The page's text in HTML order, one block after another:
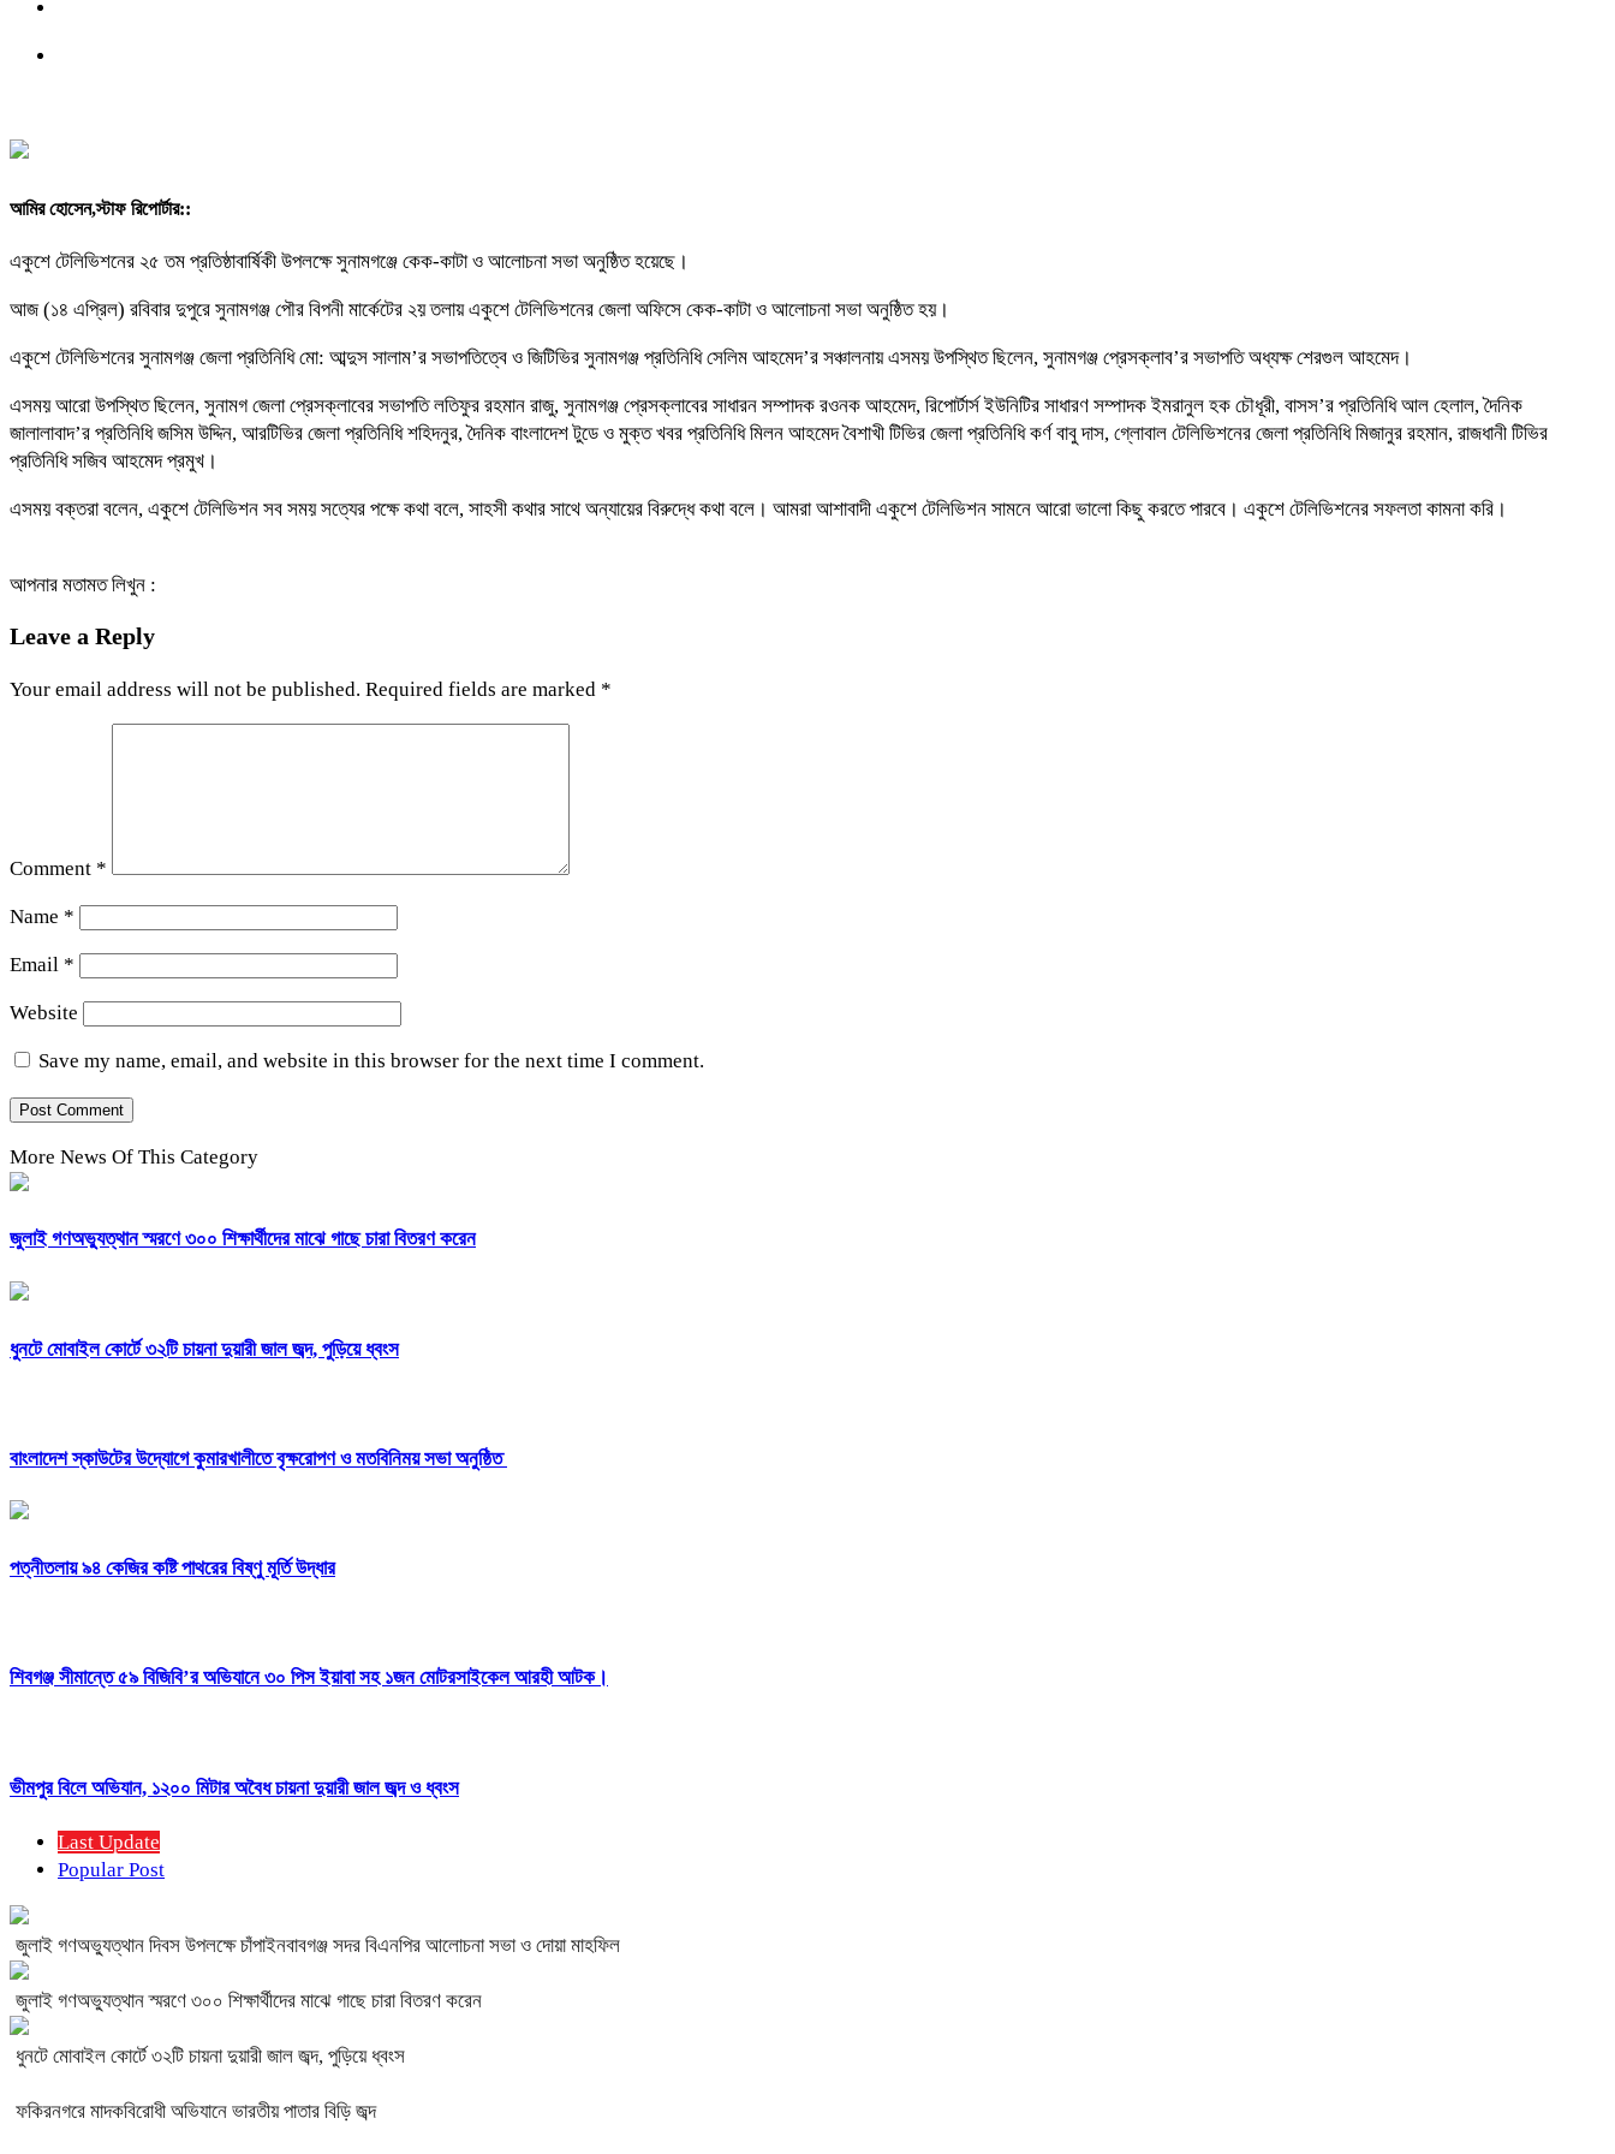
আমির হোসেন,স্টাফ রিপোর্টার::
একুশে টেলিভিশনের ২৫ তম প্রতিষ্ঠাবার্ষিকী উপলক্ষে সুনামগঞ্জে কেক-কাটা ও আলোচনা সভা অনুষ্ঠিত হয়েছে।
আজ (১৪ এপ্রিল) রবিবার দুপুরে সুনামগঞ্জ পৌর বিপনী মার্কেটের ২য় তলায় একুশে টেলিভিশনের জেলা অফিসে কেক-কাটা ও আলোচনা সভা অনুষ্ঠিত হয়।
একুশে টেলিভিশনের সুনামগঞ্জ জেলা প্রতিনিধি মো: আব্দুস সালাম’র সভাপতিত্বে ও জিটিভির সুনামগঞ্জ প্রতিনিধি সেলিম আহমেদ’র সঞ্চালনায় এসময় উপস্থিত ছিলেন, সুনামগঞ্জ প্রেসক্লাব’র সভাপতি অধ্যক্ষ শেরগুল আহমেদ।
এসময় আরো উপস্থিত ছিলেন, সুনামগ জেলা প্রেসক্লাবের সভাপতি লতিফুর রহমান রাজু, সুনামগঞ্জ প্রেসক্লাবের সাধারন সম্পাদক রওনক আহমেদ, রিপোর্টার্স ইউনিটির সাধারণ সম্পাদক ইমরানুল হক চৌধূরী, বাসস’র প্রতিনিধি আল হেলাল, দৈনিক
জালালাবাদ’র প্রতিনিধি জসিম উদ্দিন, আরটিভির জেলা প্রতিনিধি শহিদনুর, দৈনিক বাংলাদেশ টুডে ও মুক্ত খবর প্রতিনিধি মিলন আহমেদ বৈশাখী টিভির জেলা প্রতিনিধি কর্ণ বাবু দাস, গ্লোবাল টেলিভিশনের জেলা প্রতিনিধি মিজানুর রহমান, রাজধানী টিভির
প্রতিনিধি সজিব আহমেদ প্রমুখ।
এসময় বক্তরা বলেন, একুশে টেলিভিশন সব সময় সত্যের পক্ষে কথা বলে, সাহসী কথার সাথে অন্যায়ের বিরুদ্ধে কথা বলে। আমরা আশাবাদী একুশে টেলিভিশন সামনে আরো ভালো কিছু করতে পারবে। একুশে টেলিভিশনের সফলতা কামনা করি।
আপনার মতামত লিখুন :
Leave a Reply
Your email address will not be published. Required fields are marked *
Comment *
Name *
Email *
Website
Save my name, email, and website in this browser for the next time I comment.
More News Of This Category
জুলাই গণঅভ্যুত্থান স্মরণে ৩০০ শিক্ষার্থীদের মাঝে গাছে চারা বিতরণ করেন
ধুনটে মোবাইল কোর্টে ৩২টি চায়না দুয়ারী জাল জব্দ, পুড়িয়ে ধ্বংস
বাংলাদেশ স্কাউটের উদ্যোগে কুমারখালীতে বৃক্ষরোপণ ও মতবিনিময় সভা অনুষ্ঠিত
পত্নীতলায় ৯৪ কেজির কষ্টি পাথরের বিষ্ণু মূর্তি উদ্ধার
শিবগঞ্জ সীমান্তে ৫৯ বিজিবি’র অভিযানে ৩০ পিস ইয়াবা সহ ১জন মোটরসাইকেল আরহী আটক।
ভীমপুর বিলে অভিযান, ১২০০ মিটার অবৈধ চায়না দুয়ারী জাল জব্দ ও ধ্বংস
Last Update
Popular Post
জুলাই গণঅভ্যুত্থান দিবস উপলক্ষে চাঁপাইনবাবগঞ্জ সদর বিএনপির আলোচনা সভা ও দোয়া মাহফিল
জুলাই গণঅভ্যুত্থান স্মরণে ৩০০ শিক্ষার্থীদের মাঝে গাছে চারা বিতরণ করেন
ধুনটে মোবাইল কোর্টে ৩২টি চায়না দুয়ারী জাল জব্দ, পুড়িয়ে ধ্বংস
ফকিরনগরে মাদকবিরোধী অভিযানে ভারতীয় পাতার বিড়ি জব্দ